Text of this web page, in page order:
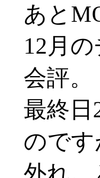
あと
12月
会評。
最終日
ので